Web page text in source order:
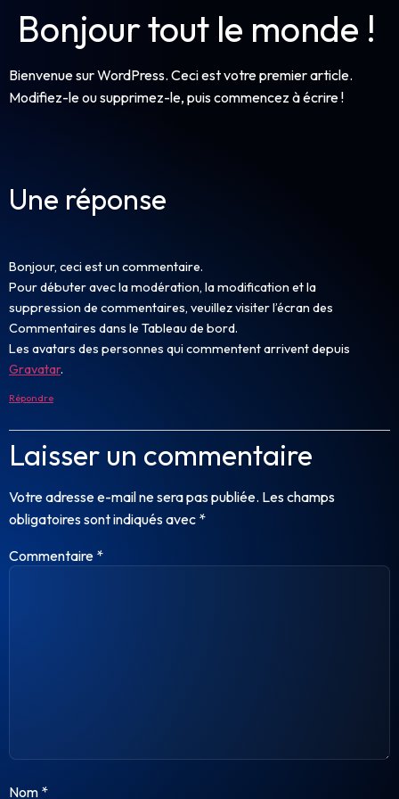
Bonjour tout le monde !
Bienvenue sur WordPress. Ceci est votre premier article.
Modifiez-le ou supprimez-le, puis commencez à écrire !
Une réponse
Bonjour, ceci est un commentaire.
Pour débuter avec la modération, la modification et la
suppression de commentaires, veuillez visiter l’écran des
Commentaires dans le Tableau de bord.
Les avatars des personnes qui commentent arrivent depuis
Gravatar.
Répondre
Laisser un commentaire
Votre adresse e-mail ne sera pas publiée. Les champs
obligatoires sont indiqués avec *
Commentaire *
Nom *